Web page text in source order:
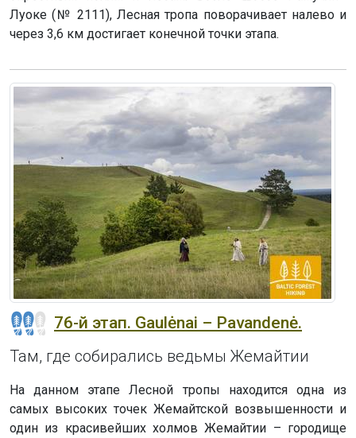
Луоке (№ 2111), Лесная тропа поворачивает налево и
через 3,6 км достигает конечной точки этапа.
76-й этап. Gaulėnai – Pavandenė.
Там, где собирались ведьмы Жемайтии
На данном этапе Лесной тропы находится одна из
самых высоких точек Жемайтской возвышенности и
один из красивейших холмов Жемайтии – городище